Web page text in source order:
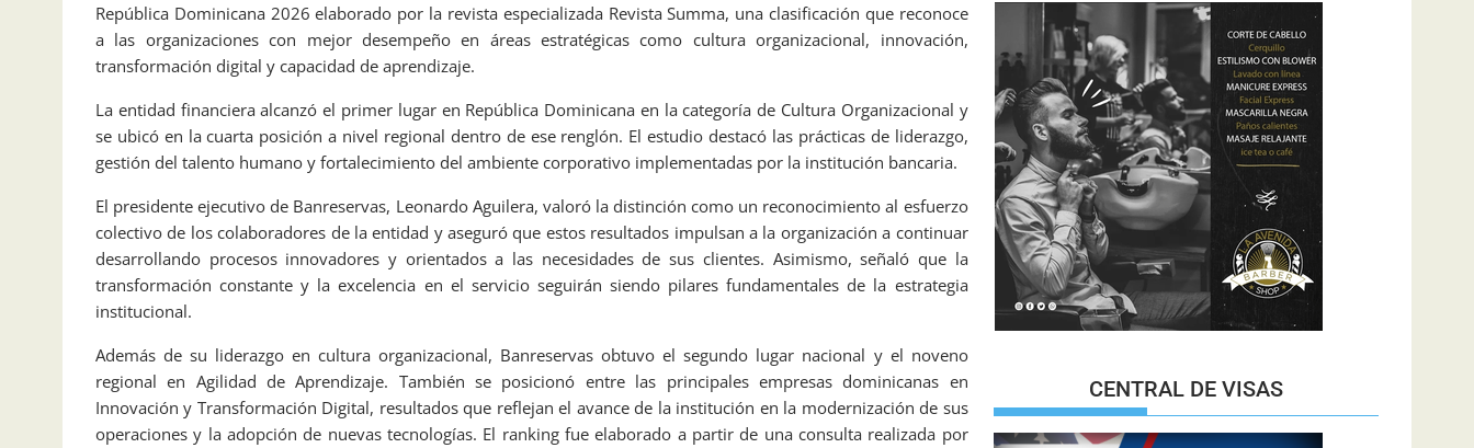
República Dominicana 2026 elaborado por la revista especializada Revista Summa, una clasificación que reconoce
a las organizaciones con mejor desempeño en áreas estratégicas como cultura organizacional, innovación,
transformación digital y capacidad de aprendizaje.
La entidad financiera alcanzó el primer lugar en República Dominicana en la categoría de Cultura Organizacional y
se ubicó en la cuarta posición a nivel regional dentro de ese renglón. El estudio destacó las prácticas de liderazgo,
gestión del talento humano y fortalecimiento del ambiente corporativo implementadas por la institución bancaria.
El presidente ejecutivo de Banreservas, Leonardo Aguilera, valoró la distinción como un reconocimiento al esfuerzo
colectivo de los colaboradores de la entidad y aseguró que estos resultados impulsan a la organización a continuar
desarrollando procesos innovadores y orientados a las necesidades de sus clientes. Asimismo, señaló que la
transformación constante y la excelencia en el servicio seguirán siendo pilares fundamentales de la estrategia
institucional.
Además de su liderazgo en cultura organizacional, Banreservas obtuvo el segundo lugar nacional y el noveno
regional en Agilidad de Aprendizaje. También se posicionó entre las principales empresas dominicanas en
Innovación y Transformación Digital, resultados que reflejan el avance de la institución en la modernización de sus
operaciones y la adopción de nuevas tecnologías. El ranking fue elaborado a partir de una consulta realizada por
CENTRAL DE VISAS